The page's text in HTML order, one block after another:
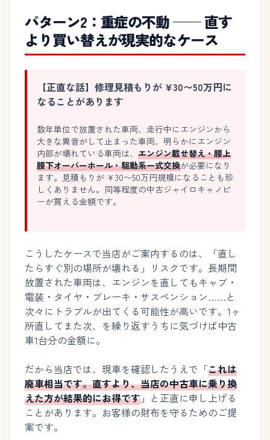
パターン2：重症の不動 ── 直す
より買い替えが現実的なケース
【正直な話】修理見積もりが ¥30〜50万円に
なることがあります
数年単位で放置された車両、走行中にエンジンから
大きな異音がして止まった車両、明らかにエンジン
内部が壊れている車両は、 エンジン載せ替え・腰上
腰下オーバーホール・駆動系一式交換が必要になり
ます。見積もりが ¥30〜50万円規模になることも珍
しくありません。同等程度の中古ジャイロキャノピ
ーが買える金額です。
こうしたケースで当店がご案内するのは、「直し
たらすぐ別の場所が壊れる」リスクです。長期間
放置された車両は、エンジンを直してもキャブ・
電装・タイヤ・ブレーキ・サスペンション……と
次々にトラブルが出てくる可能性が高いです。1ヶ
所直してまた次、を繰り返すうちに気づけば中古
車1台分の金額に。
だから当店では、現車を確認したうえで「これは
廃車相当です。直すより、当店の中古車に乗り換
えた方が結果的にお得です 」と正直に申し上げる
ことがあります。お客様の財布を守るためのご提
案です。